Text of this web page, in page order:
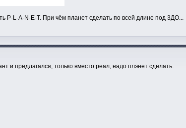
P-L-A-N-E-T. При чём планет сделать по всей длине под 3ДО...
и предлагался, только вместо реал, надо плэнет сделать.